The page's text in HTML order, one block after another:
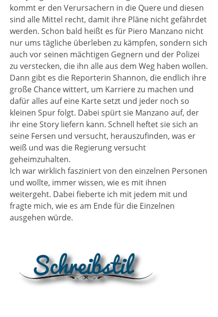
kommt er den Verursachern in die Quere und diesen
sind alle Mittel recht, damit ihre Pläne nicht gefährdet
werden. Schon bald heißt es für Piero Manzano nicht
nur ums tägliche überleben zu kämpfen, sondern sich
auch vor seinen mächtigen Gegnern und der Polizei
zu verstecken, die ihn alle aus dem Weg haben wollen.
Dann gibt es die Reporterin Shannon, die endlich ihre
große Chance wittert, um Karriere zu machen und
dafür alles auf eine Karte setzt und jeder noch so
kleinen Spur folgt. Dabei spürt sie Manzano auf, der
ihr eine Story liefern kann. Schnell heftet sie sich an
seine Fersen und versucht, herauszufinden, was er
weiß und was die Regierung versucht
geheimzuhalten.
Ich war wirklich fasziniert von den einzelnen Personen
und wollte, immer wissen, wie es mit ihnen
weitergeht. Dabei fieberte ich mit jedem mit und
fragte mich, wie es am Ende für die Einzelnen
ausgehen würde.